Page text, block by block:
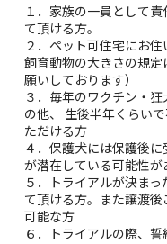
１．家族の一員として
て頂ける方。
２．ペット可住宅にお
飼育動物の大きさの規
願いしております）
３．毎年のワクチン・
の他、 生後半年くらい
ただける方
４．保護犬には保護後
が潜在している可能性
５．トライアルが決ま
て頂ける方。また譲渡
可能な方
６．トライアルの際、